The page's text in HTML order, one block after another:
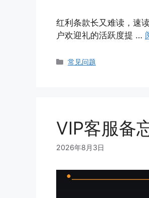
红利条款长又难读，速
户欢迎礼的活跃度提 …
Categories
常见问题
VIP客服备
2026年8月3日